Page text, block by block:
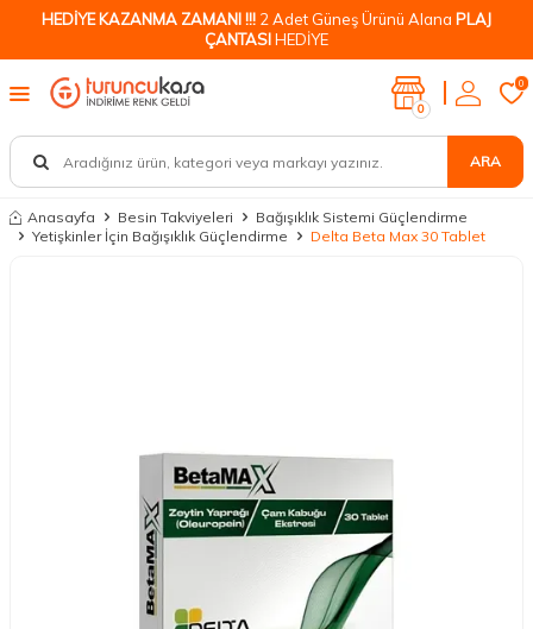
HEDİYE KAZANMA ZAMANI !!! 2 Adet Güneş Ürünü Alana PLAJ
ÇANTASIHEDİYE
ARA
0
0
Anasayfa Besin Takviyeleri
Bağışıklık Sistemi Güçlendirme
Yetişkinler İçin Bağışıklık Güçlendirme
Delta Beta Max 30 Tablet